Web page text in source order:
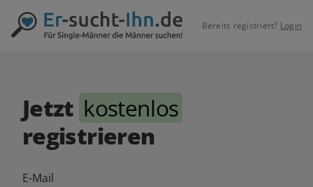
Bereits registriert? Login
Jetzt kostenlos
registrieren
E-Mail